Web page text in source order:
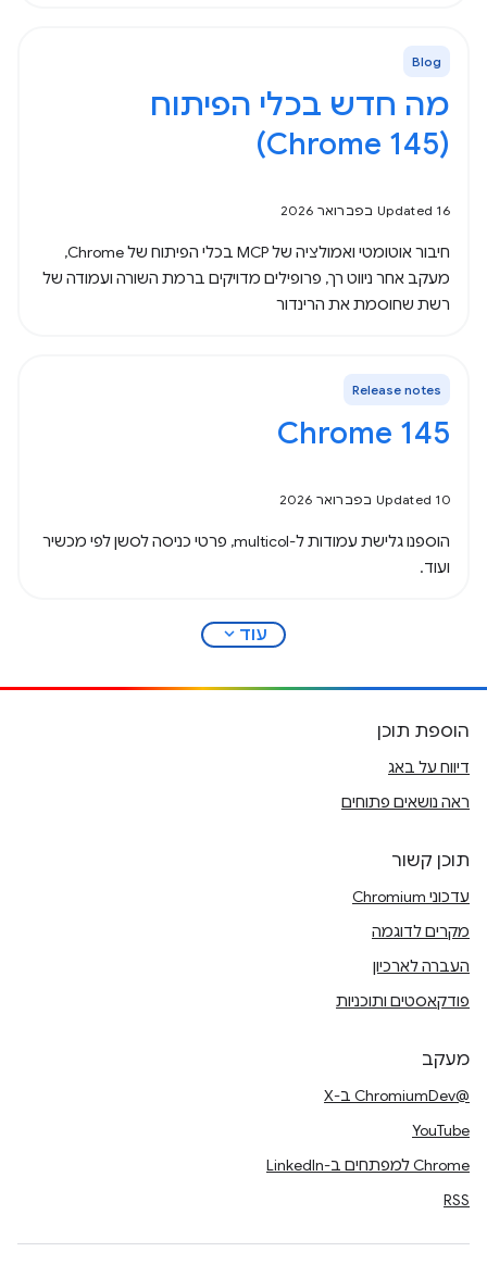
Blog
מה חדש בכלי הפיתוח
(Chrome 145)
Updated 16 בפברואר 2026
חיבור אוטומטי ואמולציה של MCP בכלי הפיתוח של Chrome,
מעקב אחר ניווט רך, פרופילים מדויקים ברמת השורה ועמודה של
רשת שחוסמת את הרינדור
Release notes
Chrome 145
Updated 10 בפברואר 2026
הוספנו גלישת עמודות ל-multicol, פרטי כניסה לסשן לפי מכשיר
ועוד.
עוד expand_more
הוספת תוכן
דיווח על באג
ראה נושאים פתוחים
תוכן קשור
עדכוני Chromium
מקרים לדוגמה
העברה לארכיון
פודקאסטים ותוכניות
מעקב
@ChromiumDev ב-X
YouTube
Chrome למפתחים ב-LinkedIn
RSS